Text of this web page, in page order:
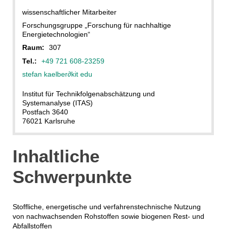
wissenschaftlicher Mitarbeiter
Forschungsgruppe „Forschung für nachhaltige
Energietechnologien“
Raum:
307
Tel.:
+49 721 608-23259
stefan kaelber∂kit edu
Institut für Technikfolgenabschätzung und
Systemanalyse (ITAS)
Postfach 3640
76021 Karlsruhe
Inhaltliche
Schwerpunkte
Stoffliche, energetische und verfahrenstechnische Nutzung
von nachwachsenden Rohstoffen sowie biogenen Rest- und
Abfallstoffen